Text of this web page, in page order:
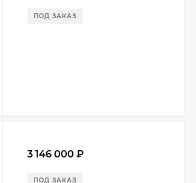
ПОД ЗАКАЗ
3 146 000 ₽
ПОД ЗАКАЗ